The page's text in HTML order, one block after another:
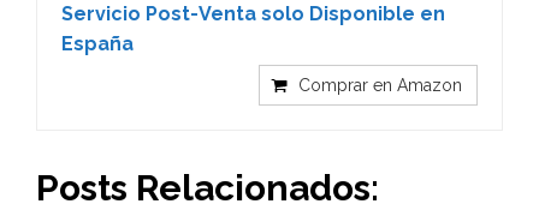
Servicio Post-Venta solo Disponible en
España
Comprar en Amazon
Posts Relacionados: